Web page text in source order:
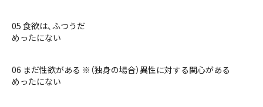
05 食欲は、ふつうだ
めったにない
06 まだ性欲がある ※（独身の場合）異性に対する関心がある
めったにない